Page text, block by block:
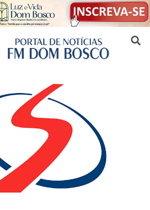
Sair da versão mobile